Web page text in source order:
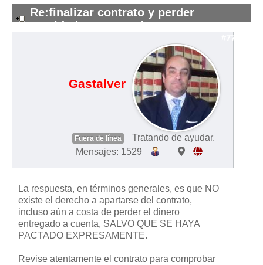
Re:finalizar contrato y perder
cantidades entregadas
#7755
Gastalver
Fuera de línea
Tratando de ayudar.
Mensajes: 1529
La respuesta, en términos generales, es que NO
existe el derecho a apartarse del contrato,
incluso aún a costa de perder el dinero
entregado a cuenta, SALVO QUE SE HAYA
PACTADO EXPRESAMENTE.
Revise atentamente el contrato para comprobar